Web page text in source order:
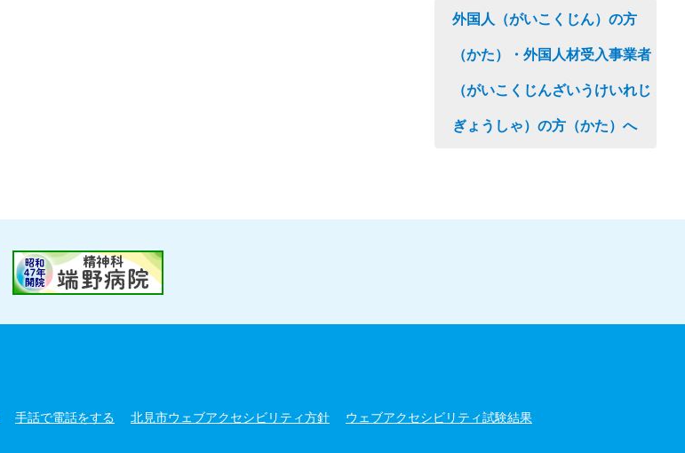
外国人（がいこくじん）の方
（かた）・外国人材受入事業者
（がいこくじんざいうけいれじ
ぎょうしゃ）の方（かた）へ
手話で電話をする 北見市ウェブアクセシビリティ方針 ウェブアクセシビリティ試験結果